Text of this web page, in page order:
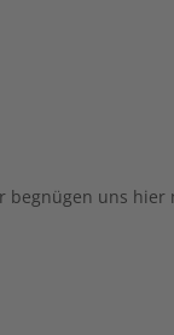
begnügen uns hier